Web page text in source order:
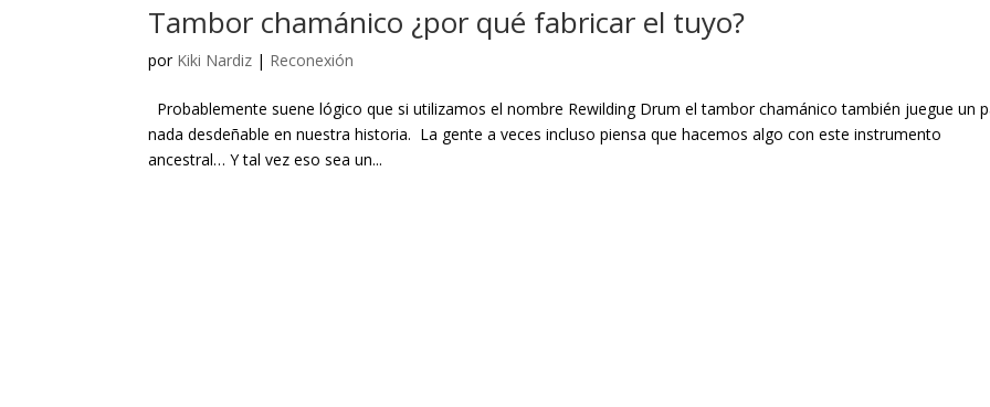
Tambor chamánico ¿por qué fabricar el tuyo?
por Kiki Nardiz | Reconexión
Probablemente suene lógico que si utilizamos el nombre Rewilding Drum el tambor chamánico también juegue un
nada desdeñable en nuestra historia. La gente a veces incluso piensa que hacemos algo con este instrumento
ancestral… Y tal vez eso sea un...